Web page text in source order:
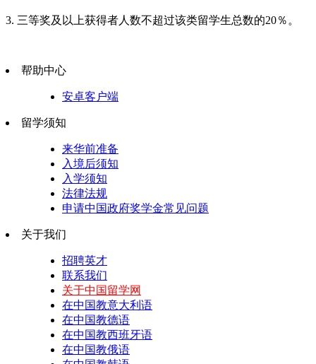
3. 三等奖及以上获得者人数不超过该类留学生总数的20％。
帮助中心
安卓客户端
留学须知
来华前准备
入境后须知
入学须知
法律法规
申请中国政府奖学金常见问题
关于我们
招聘英才
联系我们
关于中国留学网
在中国教意大利语
在中国教德语
在中国教西班牙语
在中国教俄语